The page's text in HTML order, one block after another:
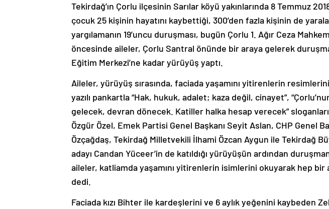
Tekirdağ’ın Çorlu ilçesinin Sarılar köyü yakınlarında 8 Temmuz
çocuk 25 kişinin hayatını kaybettiği, 300’den fazla kişinin de
yargılamanın 19’uncu duruşması, bugün Çorlu 1. Ağır Ceza
öncesinde aileler, Çorlu Santral önünde bir araya gelerek
Eğitim Merkezi’ne kadar yürüyüş yaptı.
Aileler, yürüyüş sırasında, faciada yaşamını yitirenlerin
yazılı pankartla “Hak, hukuk, adalet; kaza değil, cinayet”,
gelecek, devran dönecek. Katiller halka hesap verecek” sloganları
Özgür Özel, Emek Partisi Genel Başkanı Seyit Aslan, CHP Genel
Özçağdaş, Tekirdağ Milletvekili İlhami Özcan Aygun ile Tekirdağ
adayı Candan Yüceer’in de katıldığı yürüyüşün ardından
aileler, katliamda yaşamını yitirenlerin isimlerini okuyarak hep bir
dedi.
Faciada kızı Bihter ile kardeşlerini ve 6 aylık yeğenini kaybeden